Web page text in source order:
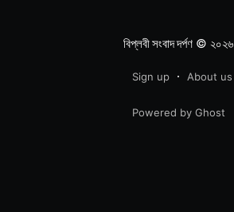
বিপ্লবী সংবাদ দর্পণ© ২০২৬
Sign up About us
Powered by Ghost